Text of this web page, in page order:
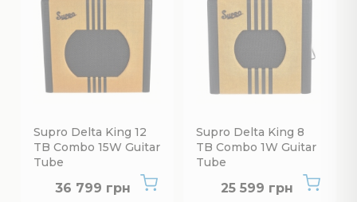
Supro Delta King 12
TB Combo 15W Guitar
Tube
36 799 грнНемає в наявності
Supro Delta King 8
TB Combo 1W Guitar
Tube
25 599 грн
Немає в